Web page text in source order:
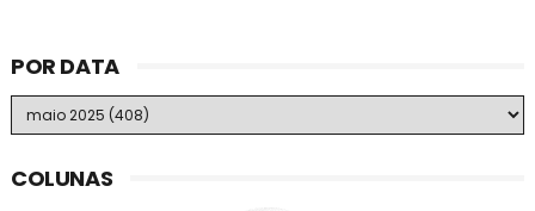
POR DATA
COLUNAS